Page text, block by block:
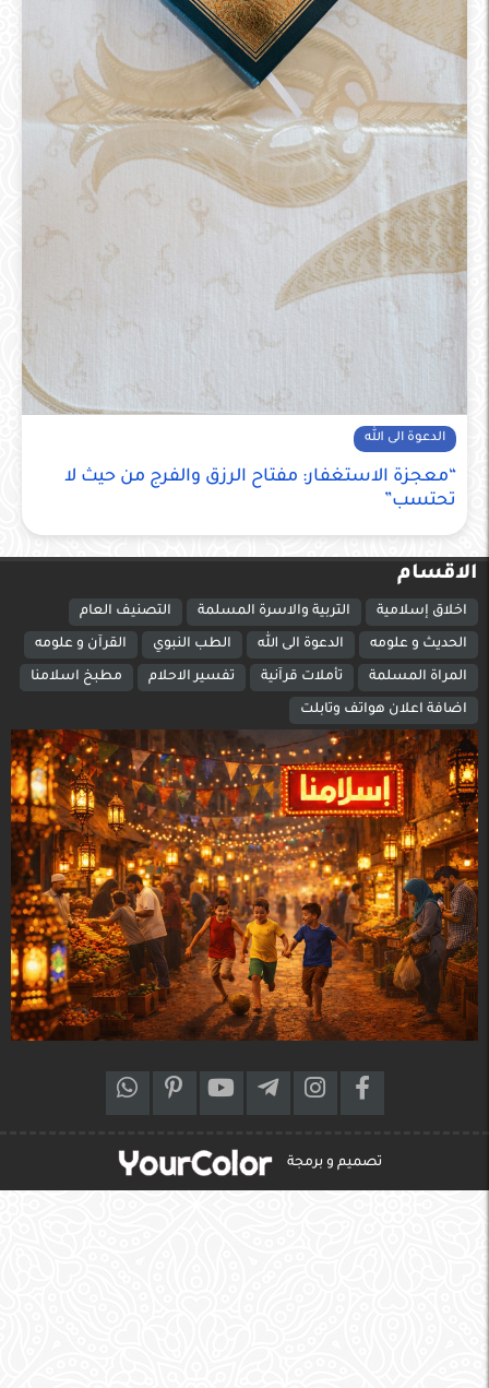
الدعوة الى الله
“معجزة الاستغفار: مفتاح الرزق والفرج من حيث لا
تحتسب”
الاقسام
اخلاق إسلامية التربية والاسرة المسلمة التصنيف العام
الحديث و علومه الدعوة الى الله الطب النبوي القرآن و علومه
المراة المسلمة تأملات قرآنية تفسير الاحلام مطبخ اسلامنا
اضافة اعلان هواتف وتابلت
تصميم و برمجة